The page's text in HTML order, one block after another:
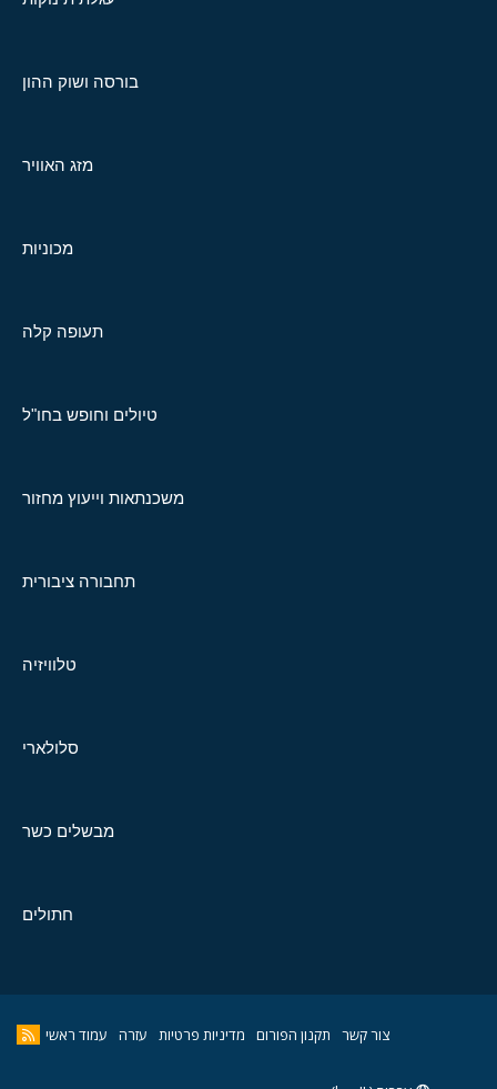
בורסה ושוק ההון
מזג האוויר
מכוניות
תעופה קלה
טיולים וחופש בחו"ל
משכנתאות וייעוץ מחזור
תחבורה ציבורית
טלוויזיה
סלולארי
מבשלים כשר
חתולים
צור קשר תקנון הפורום מדיניות פרטיות עזרה עמוד ראשי